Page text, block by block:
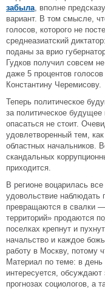
забыла, вполне
вариант. В том смысле,
голосов, которого не
среднеазиатский
поданы за врио
Гудков получил совсем
даже 5 процентов
Константину Черемисову.
Теперь политическое
за политическое
опасаться не стоит.
удовлетворенный тем,
областных начальников.
скандальных
приходится.
В регионе воцарилась
удовольствие
превращаются в свалки
территорий» продаются
поселках крепнут и
начальство и каждое
работу в Москву, потому
Материал по теме: в
интересуется,
прогнозах социологов, а